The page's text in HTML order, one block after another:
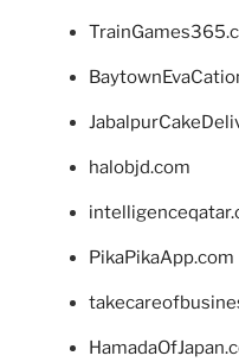
halobjd.com
PikaPikaApp.com